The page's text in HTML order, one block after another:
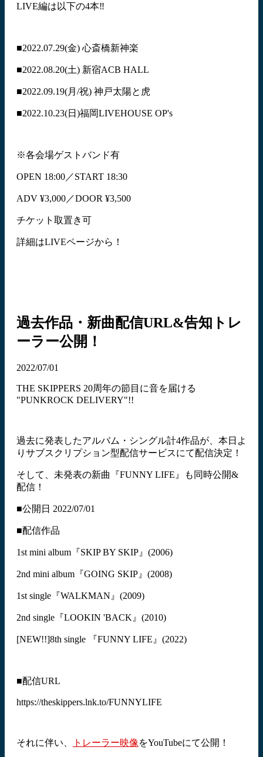
LIVE編は以下の4本‼︎
■2022.07.29(金) 心斎橋新神楽
■2022.08.20(土) 新宿ACB HALL
■2022.09.19(月/祝) 神戸太陽と虎
■2022.10.23(日)福岡LIVEHOUSE OP's
※各会場ゲストバンド有
OPEN 18:00／START 18:30
ADV ¥3,000／DOOR ¥3,500
チケット取置き可
詳細はLIVEページから！
過去作品・新曲配信URL&告知トレ
ーラー公開！
2022/07/01
THE SKIPPERS 20周年の節目に音を届ける
"PUNKROCK DELIVERY"!!
過去に発表したアルバム・シングル計4作品が、本日よ
りサブスクリプション型配信サービスにて配信決定！
そして、未発表の新曲『FUNNY LIFE』も同時公開&
配信！
■公開日 2022/07/01
■配信作品
1st mini album『SKIP BY SKIP』(2006)
2nd mini album『GOING SKIP』(2008)
1st single『WALKMAN』(2009)
2nd single『LOOKIN 'BACK』(2010)
[NEW!!]8th single 『FUNNY LIFE』(2022)
■配信URL
https://theskippers.lnk.to/FUNNYLIFE
それに伴い、 トレーラー映像をYouTubeにて公開！